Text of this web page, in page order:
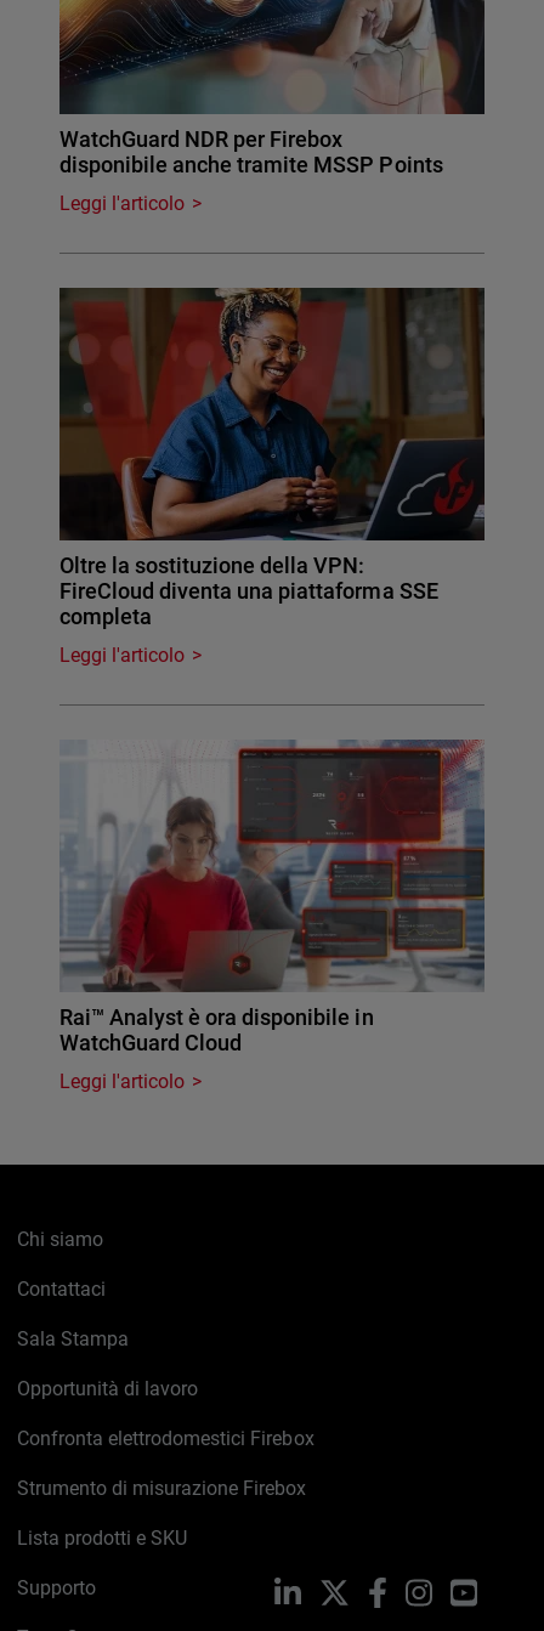
WatchGuard NDR per Firebox
disponibile anche tramite MSSP Points
Leggi l'articolo
Oltre la sostituzione della VPN:
FireCloud diventa una piattaforma SSE
completa
Leggi l'articolo
Rai™ Analyst è ora disponibile in
WatchGuard Cloud
Leggi l'articolo
Chi siamo
Contattaci
Sala Stampa
Opportunità di lavoro
Confronta elettrodomestici Firebox
Strumento di misurazione Firebox
Lista prodotti e SKU
Supporto LinkedIn FacebookInstagram